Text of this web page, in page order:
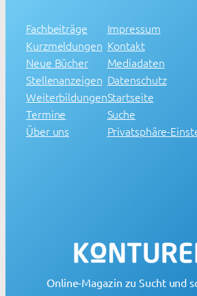
Fachbeiträge
Kurzmeldungen
Neue Bücher
Stellenanzeigen
Weiterbildungen
Termine
Über uns
Impressum
Kontakt
Mediadaten
Datenschutz
Startseite
Suche
Privatsphäre-
Online-Magazin zu Sucht und